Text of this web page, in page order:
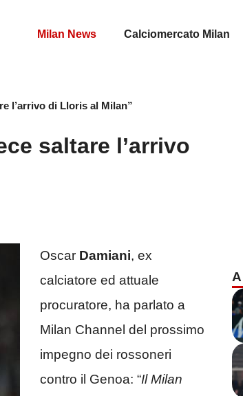
Milan News Calciomercato Milan
l’arrivo di Lloris al Milan”
saltare l’arrivo
Oscar Damiani, ex
calciatore ed attuale
procuratore, ha parlato a
Milan Channel del prossimo
impegno dei rossoneri
contro il Genoa: “Il Milan